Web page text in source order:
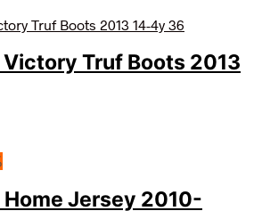
Truf Boots 2013
Home Jersey 2010-